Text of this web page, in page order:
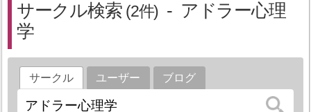
サークル検索 2
アドラー心理
学
サークル ユーザー ブログ